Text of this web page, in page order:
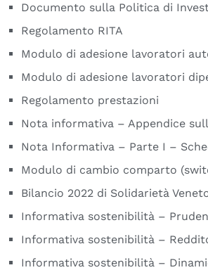
Documento sulla Politica di
Regolamento RITA
Modulo di adesione lavoratori
Modulo di adesione lavoratori
Regolamento prestazioni
Nota informativa – Appendice
Nota Informativa – Parte I –
Modulo di cambio comparto
Bilancio 2022 di Solidarietà
Informativa sostenibilità –
Informativa sostenibilità –
Informativa sostenibilità –